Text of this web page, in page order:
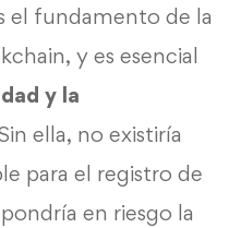
el fundamento de la
y es esencial
y la
ella, no existiría
para el registro de
en riesgo la